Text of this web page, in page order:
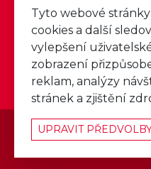
Naše
Nastavení
Tyto webové
cookies a další
vylepšení
zobrazení
reklam, analýzy
stránek a zjištění
UPRAVIT